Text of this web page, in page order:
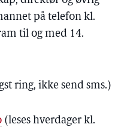
på telefon kl.
til og med 14.
ring, ikke send sms.)
(leses hverdager kl.